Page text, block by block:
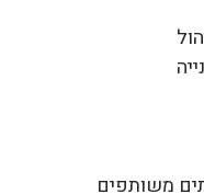
משותפים